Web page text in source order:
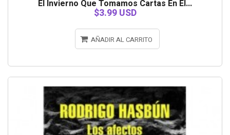
El Invierno Que Tomamos Cartas En El...
$3.99 USD
AÑADIR AL CARRITO